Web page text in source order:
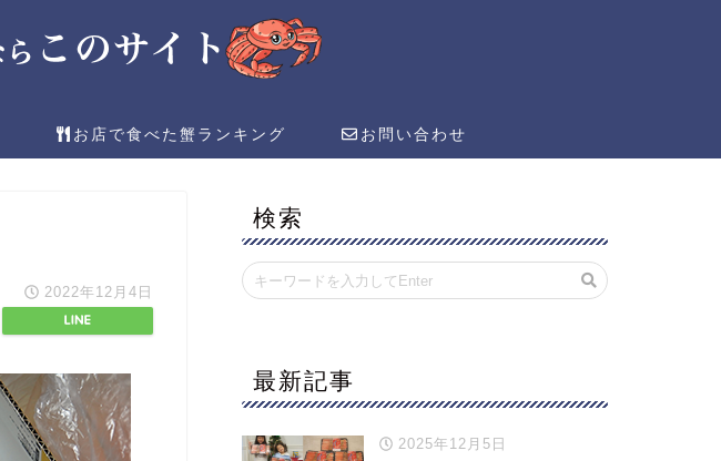
お店で食べた蟹ランキング お問い合わせ
2022年12月4日
検索
最新記事
2025年12月5日